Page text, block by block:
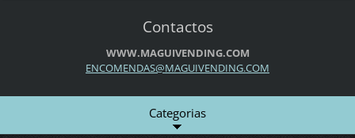
Contactos
WWW.MAGUIVENDING.COM
ENCOMENDAS@MAGUIVENDING.COM
Categorias